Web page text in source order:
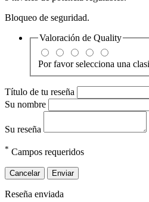
Bloqueo de seguridad.
Valoración de Quality
Por favor selecciona una
Título de tu reseña
Su nombre
Su reseña
* Campos requeridos
Cancelar Enviar
Reseña enviada